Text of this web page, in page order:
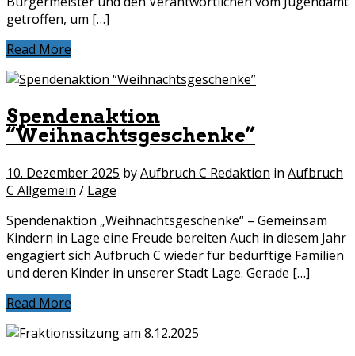
getroffen, um […]
Read More
Spendenaktion
“Weihnachtsgeschenke”
10. Dezember 2025 byAufbruch C Redaktion in Aufbruch
C Allgemein / Lage
Spendenaktion „Weihnachtsgeschenke“ – Gemeinsam
Kindern in Lage eine Freude bereiten Auch in diesem Jahr
engagiert sich Aufbruch C wieder für bedürftige Familien
und deren Kinder in unserer Stadt Lage. Gerade […]
Read More